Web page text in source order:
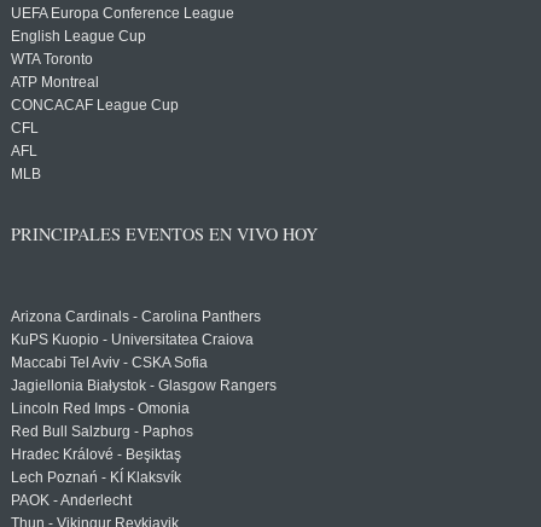
UEFA Europa Conference League
English League Cup
WTA Toronto
ATP Montreal
CONCACAF League Cup
CFL
AFL
MLB
PRINCIPALES EVENTOS EN VIVO HOY
Arizona Cardinals - Carolina Panthers
KuPS Kuopio - Universitatea Craiova
Maccabi Tel Aviv - CSKA Sofia
Jagiellonia Białystok - Glasgow Rangers
Lincoln Red Imps - Omonia
Red Bull Salzburg - Paphos
Hradec Králové - Beşiktaş
Lech Poznań - KÍ Klaksvík
PAOK - Anderlecht
Thun - Vikingur Reykjavik